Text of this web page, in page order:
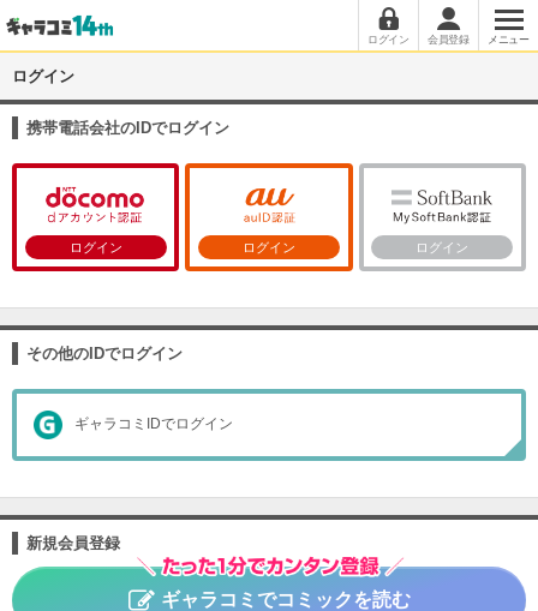
ログイン 会員登録 メニュー
ログイン
携帯電話会社のIDでログイン
ログイン ログイン ログイン
その他のIDでログイン
ギャラコミIDでログイン
新規会員登録
ギャラコミでコミックを読む